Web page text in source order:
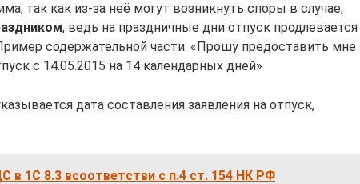
так как из-за неё могут возникнуть споры в случае,
, ведь на праздничные дни отпуск продлевается
содержательной части: «Прошу предоставить мне
с 14.05.2015 на 14 календарных дней»
дата составления заявления на отпуск,
в 1С 8.3 всоответстви с п.4 ст. 154 НК РФ